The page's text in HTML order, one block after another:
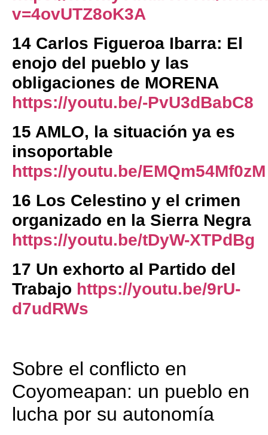
v=4ovUTZ8oK3A
14 Carlos Figueroa Ibarra: El
enojo del pueblo y las
obligaciones de MORENA
https://youtu.be/-PvU3dBabC8
15 AMLO, la situación ya es
insoportable
https://youtu.be/EMQm54Mf0zM
16 Los Celestino y el crimen
organizado en la Sierra Negra
https://youtu.be/tDyW-XTPdBg
17 Un exhorto al Partido del
Trabajo https://youtu.be/9rU-
d7udRWs
Sobre el conflicto en
Coyomeapan: un pueblo en
lucha por su autonomía